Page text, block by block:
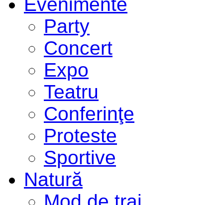
Party
Concert
Expo
Teatru
Conferinţe
Proteste
Sportive
Natură